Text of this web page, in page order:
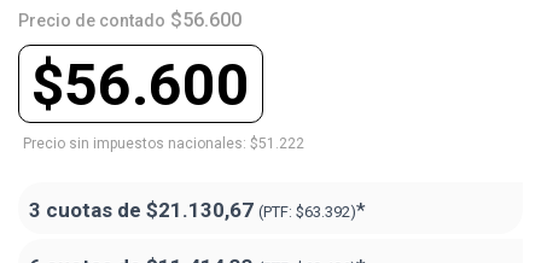
Precio de contado $56.600
$56.600
Precio sin impuestos nacionales: $51.222
3 cuotas de $21.130,67 (PTF: $63.392)*